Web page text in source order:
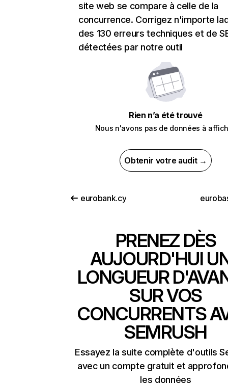
site web se compare à celle de la
concurrence. Corrigez n'importe
des 130 erreurs techniques et de
détectées par notre outil
Rien n’a été trouvé
Nous n'avons pas de données à
Obtenir votre audit →
eurobank.cy
PRENEZ DÈS
AUJOURD'HUI
LONGUEUR
SUR VOS
CONCURRENTS
SEMRUSH
Essayez la suite complète d'outils
avec un compte gratuit et
les données